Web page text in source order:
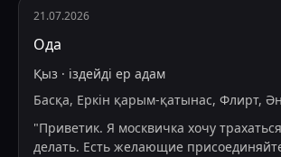
21.07.2026
Ода
Қыз · іздейді ер адам
Басқа, Еркін қарым-қатынас, Флирт,
"Приветик. Я москвичка хочу
делать. Есть желающие